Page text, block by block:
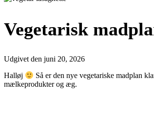
Vegetarisk
Udgivet den juni 20, 2026
Halløj Så er den nye vegetariske madplan
mælkeprodukter og æg.